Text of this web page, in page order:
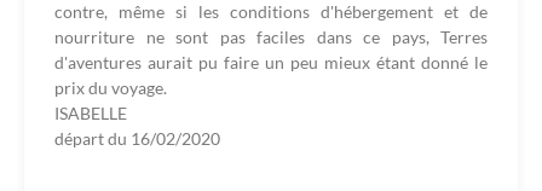
contre, même si les conditions d'hébergement et de
nourriture ne sont pas faciles dans ce pays, Terres
d'aventures aurait pu faire un peu mieux étant donné le
prix du voyage.
ISABELLE
départ du 16/02/2020